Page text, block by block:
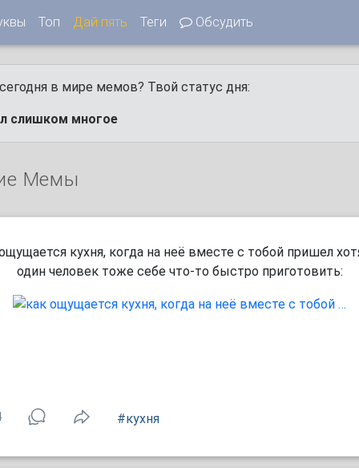
Топ Дай пять Теги Обсудить
в мире мемов? Твой статус дня:
слишком многое
Мемы
кухня, когда на неё вместе с тобой пришел
один человек тоже себе что-то быстро приготовить:
#кухня